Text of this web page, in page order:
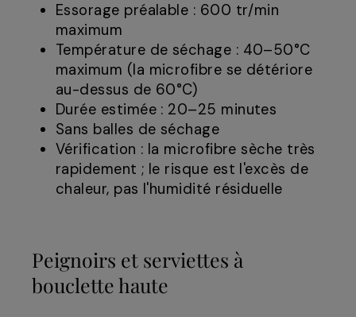
Essorage préalable : 600 tr/min
maximum
Température de séchage : 40–50°C
maximum (la microfibre se détériore
au-dessus de 60°C)
Durée estimée : 20–25 minutes
Sans balles de séchage
Vérification : la microfibre sèche très
rapidement ; le risque est l'excès de
chaleur, pas l'humidité résiduelle
Peignoirs et serviettes à
bouclette haute